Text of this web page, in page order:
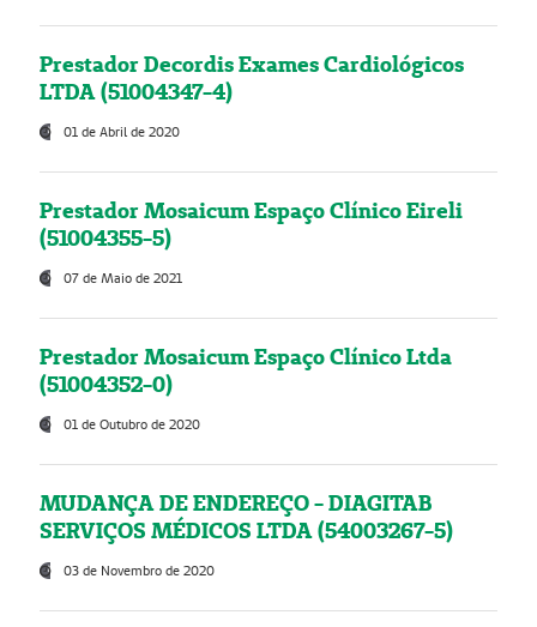
Prestador Decordis Exames Cardiológicos
LTDA (51004347-4)
01 de Abril de 2020
Prestador Mosaicum Espaço Clínico Eireli
(51004355-5)
07 de Maio de 2021
Prestador Mosaicum Espaço Clínico Ltda
(51004352-0)
01 de Outubro de 2020
MUDANÇA DE ENDEREÇO - DIAGITAB
SERVIÇOS MÉDICOS LTDA (54003267-5)
03 de Novembro de 2020